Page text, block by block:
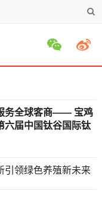
务全球客商—— 宝鸡
六届中国钛谷国际钛
引领绿色养殖新未来